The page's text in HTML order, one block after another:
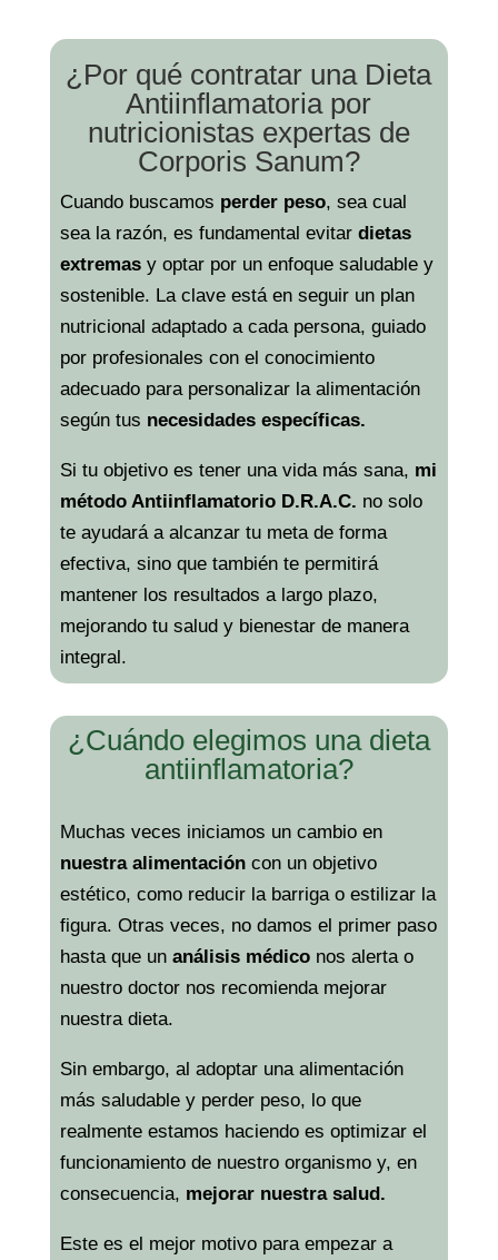
¿Por qué contratar una Dieta
Antiinflamatoria por
nutricionistas expertas de
Corporis Sanum?
Cuando buscamos perder peso, sea cual
sea la razón, es fundamental evitar dietas
extremasy optar por un enfoque saludable y
sostenible. La clave está en seguir un plan
nutricional adaptado a cada persona, guiado
por profesionales con el conocimiento
adecuado para personalizar la alimentación
según tus necesidades específicas.
Si tu objetivo es tener una vida más sana, mi
método Antiinflamatorio D.R.A.C. no solo
te ayudará a alcanzar tu meta de forma
efectiva, sino que también te permitirá
mantener los resultados a largo plazo,
mejorando tu salud y bienestar de manera
integral.
¿Cuándo elegimos una dieta
antiinflamatoria?
Muchas veces iniciamos un cambio en
nuestra alimentacióncon un objetivo
estético, como reducir la barriga o estilizar la
figura. Otras veces, no damos el primer paso
hasta que un análisis médiconos alerta o
nuestro doctor nos recomienda mejorar
nuestra dieta.
Sin embargo, al adoptar una alimentación
más saludable y perder peso, lo que
realmente estamos haciendo es optimizar el
funcionamiento de nuestro organismo y, en
consecuencia, mejorar nuestra salud.
Este es el mejor motivo para empezar a